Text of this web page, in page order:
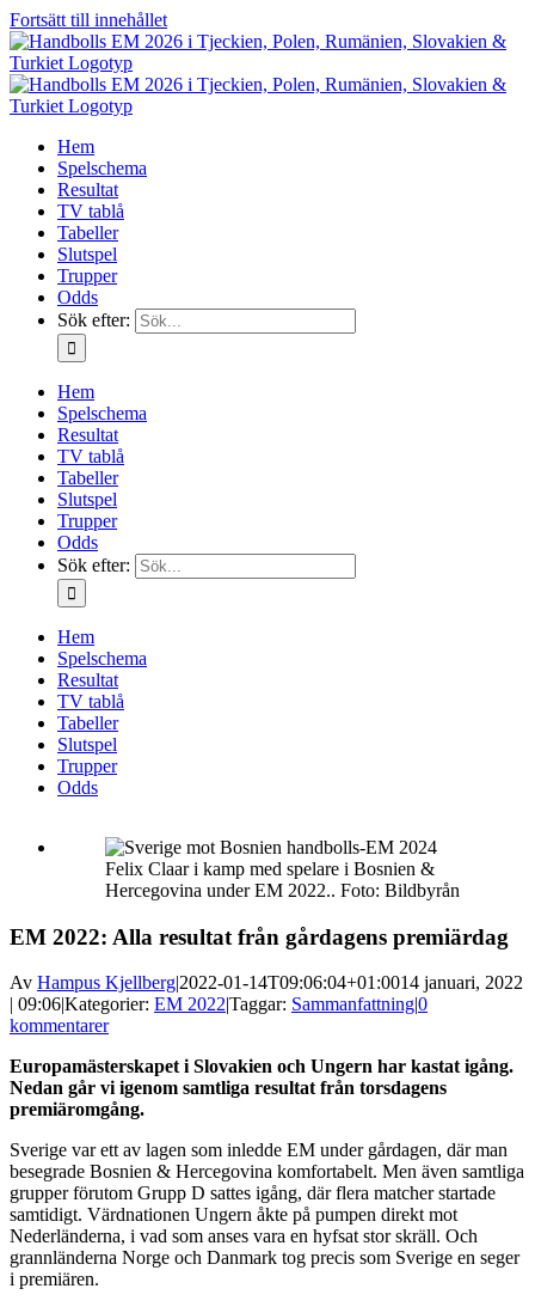
Fortsätt till innehållet
Hem
Spelschema
Resultat
TV tablå
Tabeller
Slutspel
Trupper
Odds
Sök efter:
Hem
Spelschema
Resultat
TV tablå
Tabeller
Slutspel
Trupper
Odds
Sök efter:
Hem
Spelschema
Resultat
TV tablå
Tabeller
Slutspel
Trupper
Odds
Felix Claar i kamp med spelare i Bosnien &
Hercegovina under EM 2022.. Foto: Bildbyrån
EM 2022: Alla resultat från gårdagens premiärdag
Av Hampus Kjellberg|2022-01-14T09:06:04+01:0014 januari, 2022
| 09:06|Kategorier: EM 2022|Taggar: Sammanfattning|0
kommentarer
Europamästerskapet i Slovakien och Ungern har kastat igång.
Nedan går vi igenom samtliga resultat från torsdagens
premiäromgång.
Sverige var ett av lagen som inledde EM under gårdagen, där man
besegrade Bosnien & Hercegovina komfortabelt. Men även samtliga
grupper förutom Grupp D sattes igång, där flera matcher startade
samtidigt. Värdnationen Ungern åkte på pumpen direkt mot
Nederländerna, i vad som anses vara en hyfsat stor skräll. Och
grannländerna Norge och Danmark tog precis som Sverige en seger
i premiären.